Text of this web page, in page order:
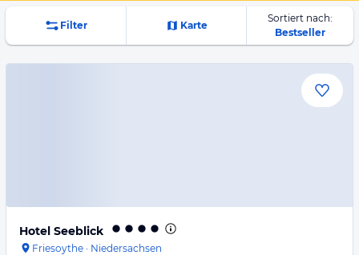
Filter Karte
Sortiert nach:
Bestseller
Hotel Seeblick
Friesoythe · Niedersachsen